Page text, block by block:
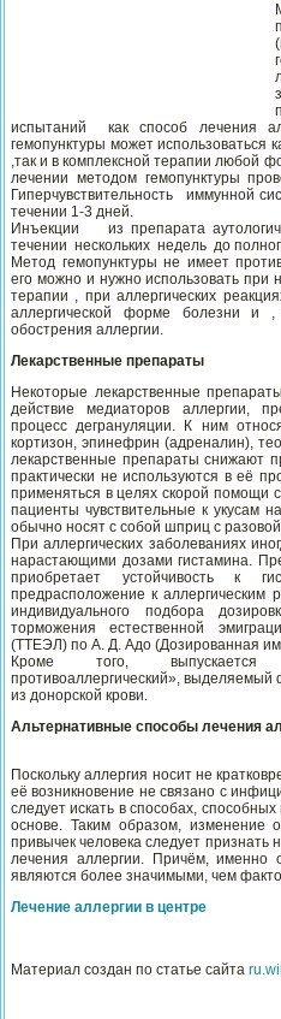
испытаний как способ лечения
гемопунктуры может использоваться
,так и в комплексной терапии любой
лечении методом гемопунктуры
Гиперчувствительность иммунной
течении 1-3 дней.
Инъекции из препарата
течении нескольких недель до
Метод гемопунктуры не имеет
его можно и нужно использовать при
терапии , при аллергических
аллергической форме болезни и
обострения аллергии.
Лекарственные препараты
Некоторые лекарственные
действие медиаторов аллергии,
процесс дегрануляции. К ним
кортизон, эпинефрин (адреналин),
лекарственные препараты снижают
практически не используются в её
применяться в целях скорой
пациенты чувствительные к укусам
обычно носят с собой шприц с
При аллергических заболеваниях
нарастающими дозами гистамина.
приобретает устойчивость к
предрасположение к аллергическим
индивидуального подбора
торможения естественной
(ТТЕЭЛ) по А. Д. Адо (Дозированная
Кроме того, выпускается
противоаллергический», выделяемый
из донорской крови.
Альтернативные способы лечения
Поскольку аллергия носит не
её возникновение не связано с
следует искать в способах,
основе. Таким образом, изменение
привычек человека следует
лечения аллергии. Причём, именно
являются более значимыми, чем
Лечение аллергии в центре
Материал создан по статье сайта